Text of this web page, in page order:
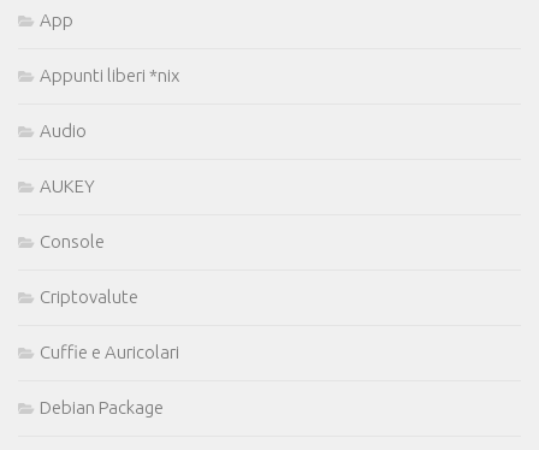
App
Appunti liberi *nix
Audio
AUKEY
Console
Criptovalute
Cuffie e Auricolari
Debian Package